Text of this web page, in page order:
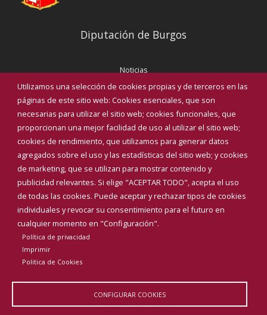
Utilizamos una selección de cookies propias y de terceros en las
páginas de este sitio web: Cookies esenciales, que son
necesarias para utilizar el sitio web; cookies funcionales, que
proporcionan una mejor facilidad de uso al utilizar el sitio web;
cookies de rendimiento, que utilizamos para generar datos
agregados sobre el uso y las estadísticas del sitio web; y cookies
de marketing, que se utilizan para mostrar contenido y
publicidad relevantes. Si elige "ACEPTAR TODO", acepta el uso
de todas las cookies. Puede aceptar y rechazar tipos de cookies
individuales y revocar su consentimiento para el futuro en
cualquier momento en "Configuración".
Política de privacidad
Imprimir
Politica de Cookies
CONFIGURAR COOKIES
Diputación de Burgos
Noticias
Eventos
Corporación Municipal
Teléfonos de interés
INICIAR SESIÓN
MAPA WEB